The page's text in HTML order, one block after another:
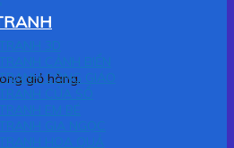
giỏ hàng.
3D
CÔNG GIÁO